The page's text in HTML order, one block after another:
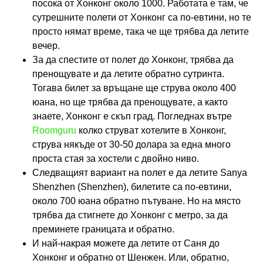
посока от Хонконг около 1000. Работата е там, че
сутрешните полети от Хонконг са по-евтини, но те
просто нямат време, така че ще трябва да летите
вечер.
За да спестите от полет до Хонконг, трябва да
пренощувате и да летите обратно сутринта.
Тогава билет за връщане ще струва около 400
юана, но ще трябва да пренощувате, а както
знаете, Хонконг е скъп град. Погледнах вътре
Roomguru колко струват хотелите в Хонконг,
струва някъде от 30-50 долара за една много
проста стая за хостели с двойно ниво.
Следващият вариант на полет е да летите Sanya
Shenzhen (Shenzhen), билетите са по-евтини,
около 700 юана обратно пътуване. Но на място
трябва да стигнете до Хонконг с метро, ​​за да
преминете границата и обратно.
И най-накрая можете да летите от Саня до
Хонконг и обратно от Шенжен. Или, обратно,